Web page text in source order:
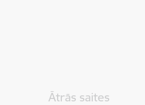
Ātrās saites